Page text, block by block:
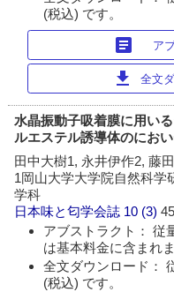
(税込) です。
article ア
download 全文
水晶振動子吸着膜に用い
ルエステル誘導体のにお
田中大樹1, 永井伊作2, 藤
1岡山大学大学院自然科学
学科
日本味と匂学会誌 10 (3)
アブストラクト： 従
は基本料金に含まれま
全文ダウンロード：
(税込) です。